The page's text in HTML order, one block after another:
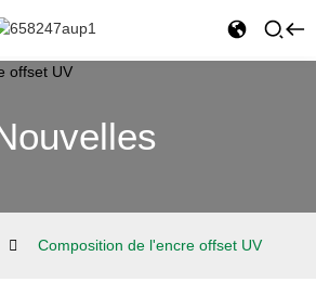
Composition de l'encre offset UV